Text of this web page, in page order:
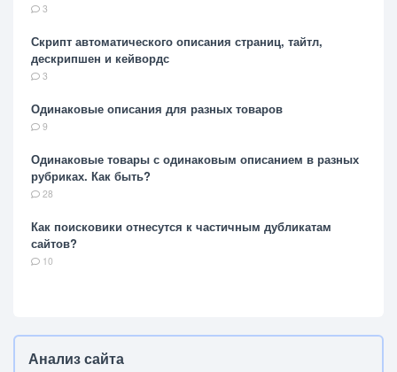
3
Скрипт автоматического описания страниц, тайтл,
дескрипшен и кейвордс
3
Одинаковые описания для разных товаров
9
Одинаковые товары с одинаковым описанием в разных
рубриках. Как быть?
28
Как поисковики отнесутся к частичным дубликатам
сайтов?
10
Анализ сайта